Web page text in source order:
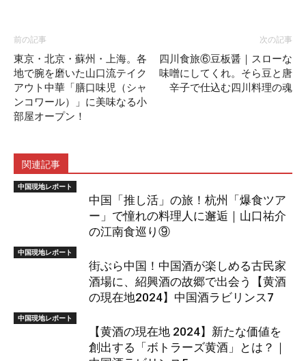
前の記事
東京・北京・蘇州・上海。各
地で腕を磨いた山口流テイク
アウト中華「膳口味児（シャ
ンコワール）」に美味なる小
部屋オープン！
次の記事
四川食旅⑥豆板醤｜スローな
味噌にしてくれ。そら豆と唐
辛子で仕込む四川料理の魂
関連記事
中国現地レポート
中国「推し活」の旅！杭州「爆食ツア
ー」で憧れの料理人に邂逅｜山口祐介
の江南食巡り⑨
中国現地レポート
街ぶら中国！中国酒が楽しめる古民家
酒場に、紹興酒の故郷で出会う【黄酒
の現在地2024】中国酒ラビリンス7
中国現地レポート
【黄酒の現在地 2024】新たな価値を
創出する「ボトラーズ黄酒」とは？｜